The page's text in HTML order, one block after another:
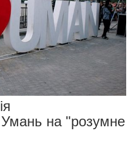
на "розумне